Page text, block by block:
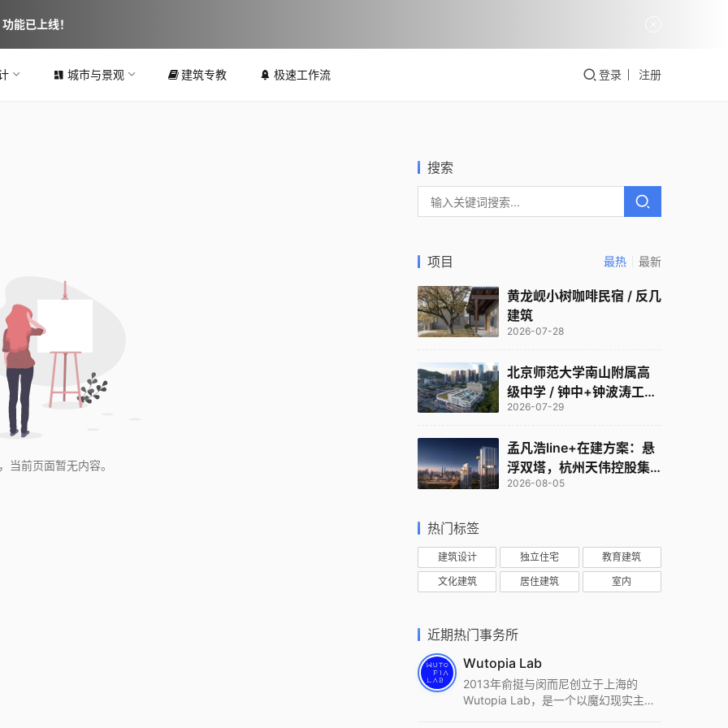
城市与景观 建筑专教 极速工作流 登录 注册
当前页面暂无内容。
搜索
项目 最热 最新
黄龙岘小树咖啡民宿 / 反几
建筑
2026-07-28
北京师范大学南山附属高
级中学 / 钟中+钟波涛工作
室
2026-07-29
孟凡浩line+在建方案：悬
浮双塔，杭州天伟控股集
团总部
2026-08-05
热门标签
建筑设计 独立住宅 教育建筑
文化建筑 居住建筑 室内
近期热门事务所
Wutopia Lab
2013年俞挺与闵而尼创立于上海的
Wutopia Lab，是一个以魔幻现实主
能已上线！